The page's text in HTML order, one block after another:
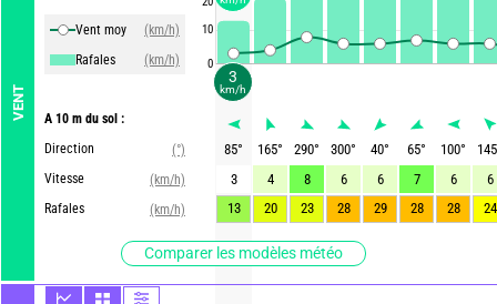
VENT
Vent moy
(km/h)
Rafales
(km/h)
A 10 m du sol :
Direction
(°)
Vitesse
(km/h)
Rafales
(km/h)
Comparer les modèles météo
10
0
85° 165° 290° 300° 40° 65° 100°
145
3
4 8 6 6 7 6
6
13
20 23 28 29 28 28 24
3
km/h